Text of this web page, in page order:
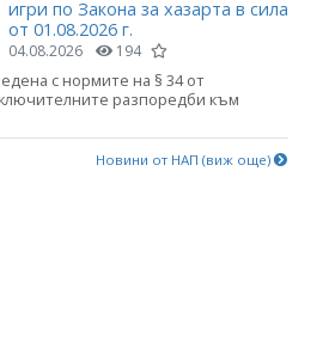
игри по Закона за хазарта в сила
от 01.08.2026 г.
04.08.2026 194
с нормите на § 34 от
разпоредби към
Новини от НАП (виж още)